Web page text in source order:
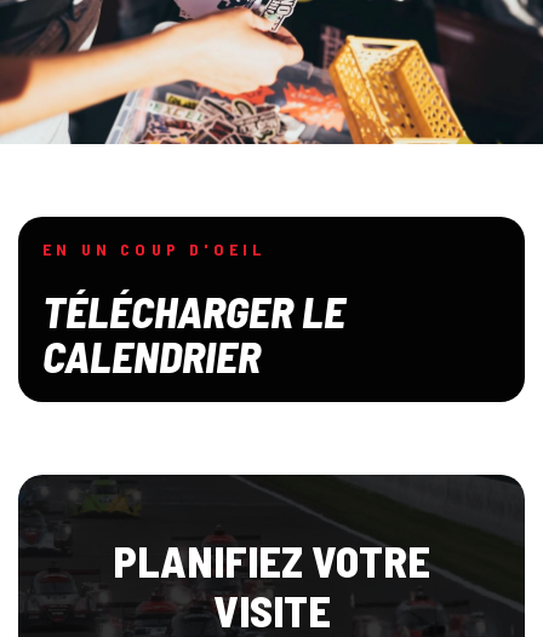
EN UN COUP D'OEIL
TÉLÉCHARGER LE
CALENDRIER
PLANIFIEZ VOTRE
VISITE